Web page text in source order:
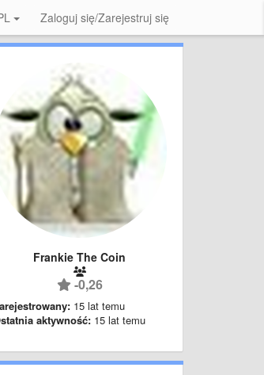
Zaloguj się/Zarejestruj się
Frankie The Coin
-0,26
15 lat temu
aktywność: 15 lat temu